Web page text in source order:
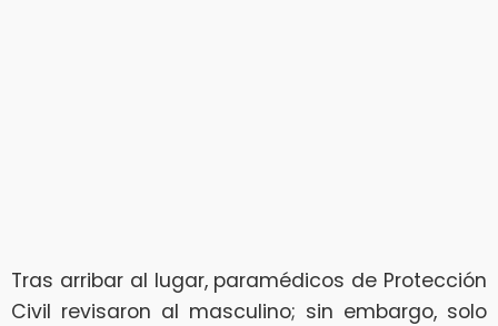
Tras arribar al lugar, paramédicos de Protección
Civil revisaron al masculino; sin embargo, solo